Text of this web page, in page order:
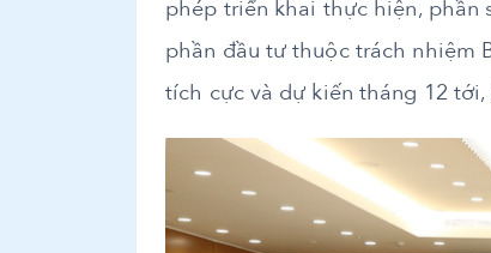
phép triển khai thực hiện, phần
phần đầu tư thuộc trách nhiệm
tích cực và dự kiến tháng 12